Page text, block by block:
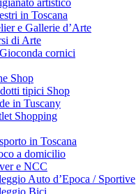
artistico
in Toscana
e Gallerie d’Arte
di Arte
cornici
Shop
tipici Shop
in Tuscany
Shopping
in Toscana
a domicilio
e NCC
Auto d’Epoca / Sportive